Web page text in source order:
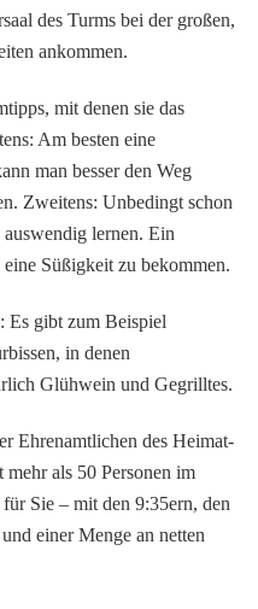
des Turms bei der großen,
ankommen.
mit denen sie das
Am besten eine
man besser den Weg
Zweitens: Unbedingt schon
lernen. Ein
Süßigkeit zu bekommen.
Es gibt zum Beispiel
in denen
Glühwein und Gegrilltes.
Ehrenamtlichen des Heimat-
als 50 Personen im
Sie – mit den 9:35ern, den
einer Menge an netten